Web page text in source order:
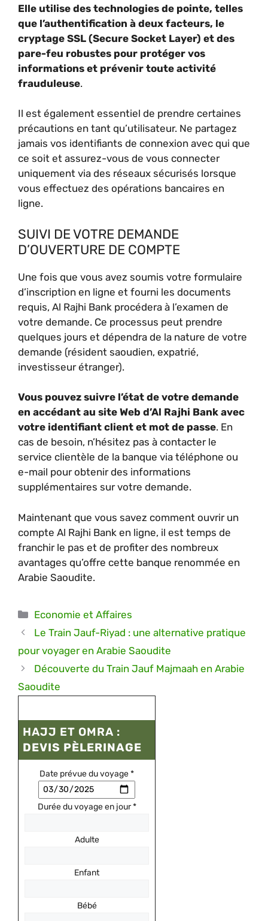
Elle utilise des technologies de pointe, telles
que l’authentification à deux facteurs, le
cryptage SSL (Secure Socket Layer) et des
pare-feu robustes pour protéger vos
informations et prévenir toute activité
frauduleuse.
Il est également essentiel de prendre certaines
précautions en tant qu’utilisateur. Ne partagez
jamais vos identifiants de connexion avec qui que
ce soit et assurez-vous de vous connecter
uniquement via des réseaux sécurisés lorsque
vous effectuez des opérations bancaires en
ligne.
SUIVI DE VOTRE DEMANDE
D’OUVERTURE DE COMPTE
Une fois que vous avez soumis votre formulaire
d’inscription en ligne et fourni les documents
requis, Al Rajhi Bank procédera à l’examen de
votre demande. Ce processus peut prendre
quelques jours et dépendra de la nature de votre
demande (résident saoudien, expatrié,
investisseur étranger).
Vous pouvez suivre l’état de votre demande
en accédant au site Web d’Al Rajhi Bank avec
votre identifiant client et mot de passe. En
cas de besoin, n’hésitez pas à contacter le
service clientèle de la banque via téléphone ou
e-mail pour obtenir des informations
supplémentaires sur votre demande.
Maintenant que vous savez comment ouvrir un
compte Al Rajhi Bank en ligne, il est temps de
franchir le pas et de profiter des nombreux
avantages qu’offre cette banque renommée en
Arabie Saoudite.
Catégories
Economie et Affaires
Le Train Jauf-Riyad : une alternative pratique
pour voyager en Arabie Saoudite
Découverte du Train Jauf Majmaah en Arabie
Saoudite
HAJJ ET OMRA :
DEVIS PÈLERINAGE
Date prévue du voyage*
Durée du voyage en jour*
Adulte
Enfant
Bébé